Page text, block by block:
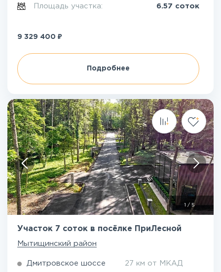
Площадь участка: 6.57 соток
9 329 400 ₽
Подробнее
/ 5
Участок 7 соток в посёлке ПриЛесной
Мытищинский район
Дмитровское шоссе 27 км от МКАД